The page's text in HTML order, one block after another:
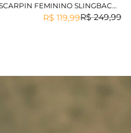
FEMININO SLINGBACK
MUNDIAL AGATHA
R$ 249,99
R$ 119,99